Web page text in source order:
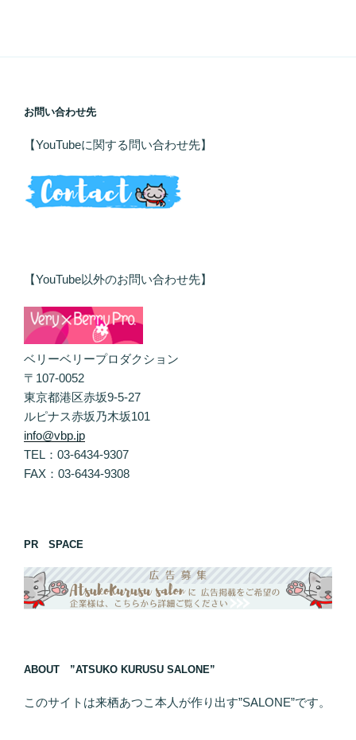
お問い合わせ先
【YouTubeに関する問い合わせ先】
【YouTube以外のお問い合わせ先】
ベリーベリープロダクション
〒107-0052
東京都港区赤坂9-5-27
ルピナス赤坂乃木坂101
info@vbp.jp
TEL：03-6434-9307
FAX：03-6434-9308
PR SPACE
ABOUT ”ATSUKO KURUSU SALONE”
このサイトは来栖あつこ本人が作り出す”SALONE”です。